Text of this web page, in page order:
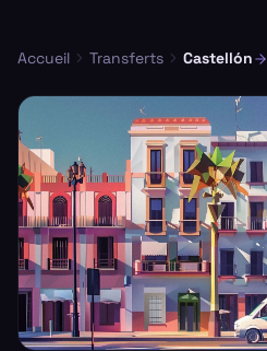
Accueil Transferts Castellón